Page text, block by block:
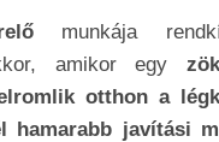
munkája
amikor egy
otthon a
hamarabb javítási